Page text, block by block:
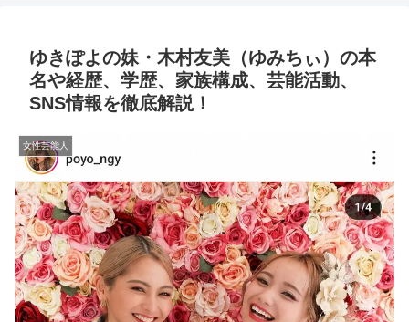
ゆきぽよの妹・木村友美（ゆみちぃ）の本
名や経歴、学歴、家族構成、芸能活動、
SNS情報を徹底解説！
女性芸能人